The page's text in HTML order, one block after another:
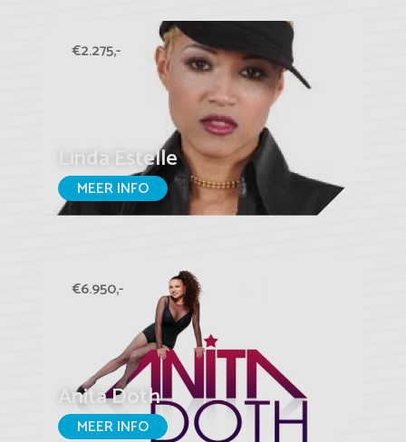
€2.275,-
Linda Estelle
MEER INFO
€6.950,-
Anita Doth
MEER INFO